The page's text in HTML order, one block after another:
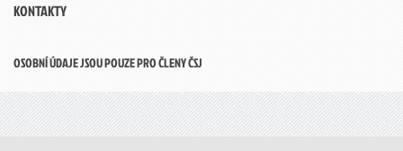
KONTAKTY
OSOBNÍ ÚDAJE JSOU POUZE PRO ČLENY ČSJ